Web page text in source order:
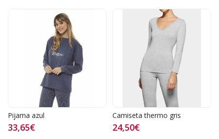
Pijama azul
33,65€
Camiseta thermo gris
24,50€